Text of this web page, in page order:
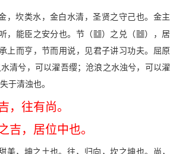
，坎类水，金白水清，圣贤之守己也。金主
，能臣之安分也。节（N）之兑（V），居
上而亨，节而用说，见君子讲习功夫。屈原
水清兮，可以濯吾缨；沧浪之水浊兮，可以濯
于清浊也。
，往有尚。
吉，居位中也。
美，坤之土也。往，归向，坎之坤也。尚，